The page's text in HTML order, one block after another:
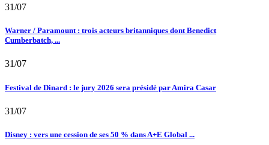
31/07
Warner / Paramount : trois acteurs britanniques dont Benedict
Cumberbatch, ...
31/07
Festival de Dinard : le jury 2026 sera présidé par Amira Casar
31/07
Disney : vers une cession de ses 50 % dans A+E Global ...